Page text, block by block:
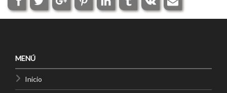
MENÚ
Inicio